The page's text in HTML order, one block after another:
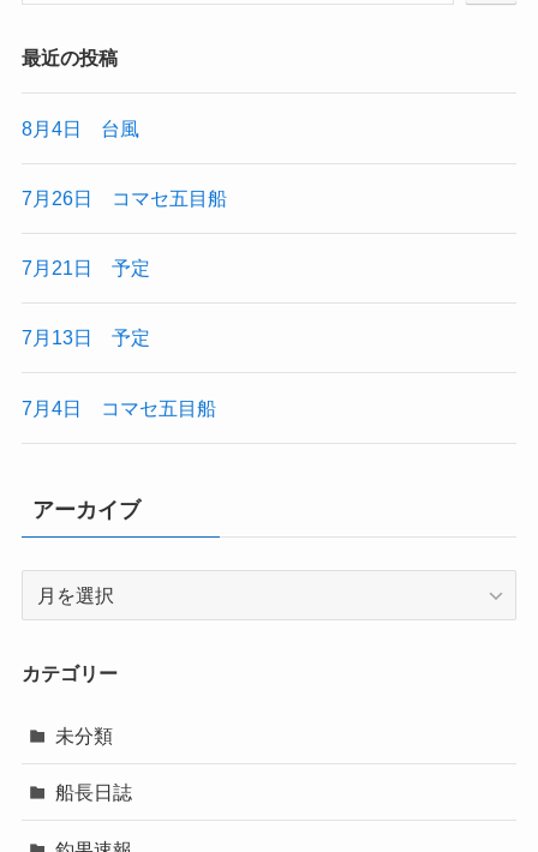
最近の投稿
8月4日 台風
7月26日 コマセ五目船
7月21日 予定
7月13日 予定
7月4日 コマセ五目船
アーカイブ
イ
カテゴリー
未分類
船長日誌